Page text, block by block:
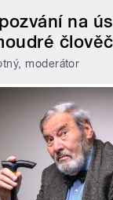
na
moderátor